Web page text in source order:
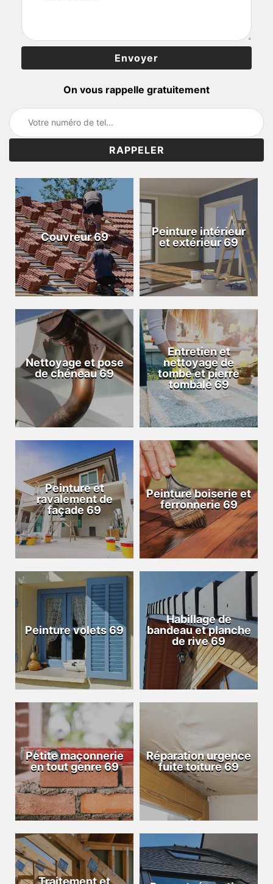
On vous rappelle gratuitement
Couvreur 69
Peinture intérieur
et extérieur 69
Nettoyage et pose
de chéneau 69
Entretien et
nettoyage de
tombe et pierre
tombale 69
Peinture et
ravalement de
façade 69
Peinture boiserie et
ferronnerie 69
Peinture volets 69
Habillage de
bandeau et planche
de rive 69
Petite maçonnerie
en tout genre 69
Réparation urgence
fuite toiture 69
Traitement et